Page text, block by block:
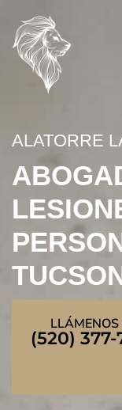
content
ALATORRE
(520) 377-